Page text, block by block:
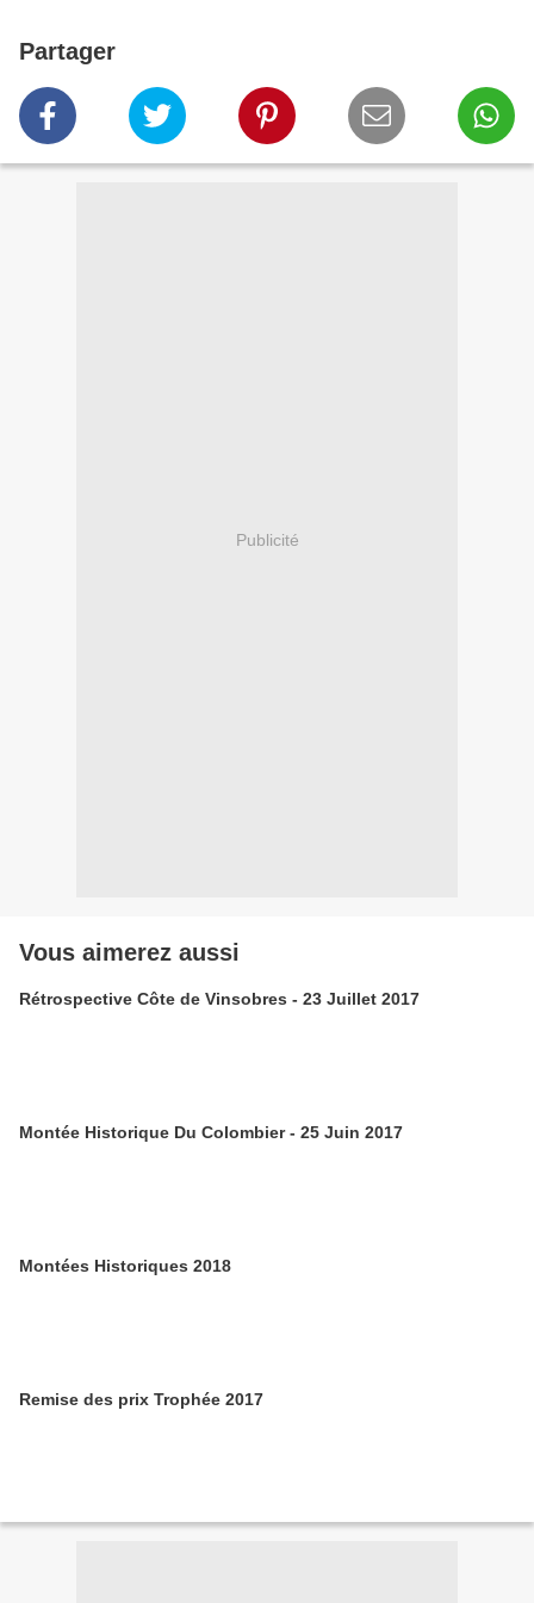
Partager
Publicité
Vous aimerez aussi
Rétrospective Côte de Vinsobres - 23 Juillet 2017
Montée Historique Du Colombier - 25 Juin 2017
Montées Historiques 2018
Remise des prix Trophée 2017